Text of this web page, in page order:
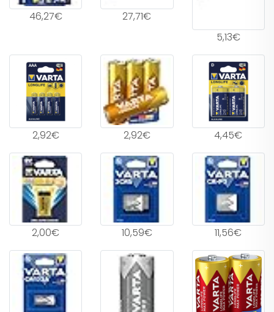
46,27€
27,71€
5,13€
2,92€ 2,92€ 4,45€
2,00€ 10,59€ 11,56€